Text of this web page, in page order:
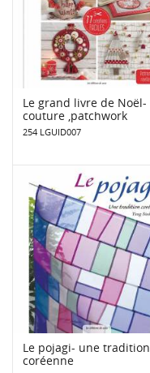
Le grand livre de Noël-
couture ,patchwork
254 LGUID007
Le pojagi- une tradition
coréenne